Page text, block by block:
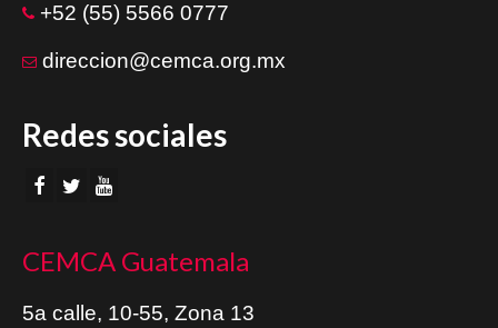
+52 (55) 5566 0777
direccion@cemca.org.mx
Redes sociales
CEMCA Guatemala
5a calle, 10-55, Zona 13